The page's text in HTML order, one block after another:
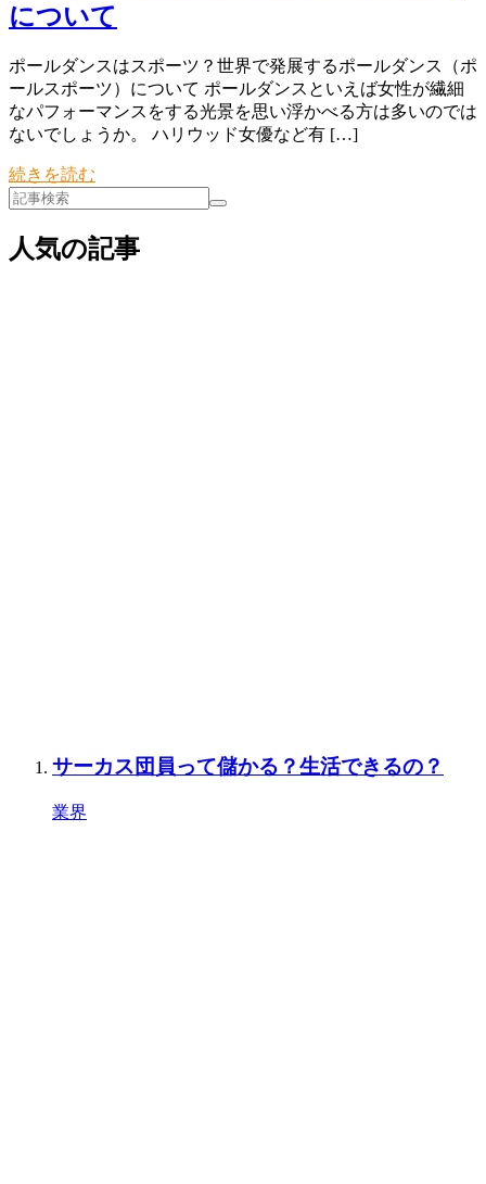
について
ポールダンスはスポーツ？世界で発展するポールダンス（ポ
ールスポーツ）について ポールダンスといえば女性が繊細
なパフォーマンスをする光景を思い浮かべる方は多いのでは
ないでしょうか。 ハリウッド女優など有 […]
続きを読む
人気の記事
サーカス団員って儲かる？生活できるの？
業界